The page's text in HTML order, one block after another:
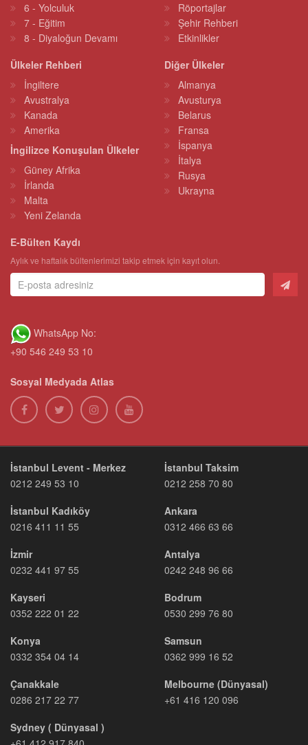
6 - Yolculuk
7 - Eğitim
8 - Diyaloğun Devamı
Röportajlar
Şehir Rehberi
Etkinlikler
Ülkeler Rehberi
İngiltere
Avustralya
Kanada
Amerika
İngilizce Konuşulan Ülkeler
Güney Afrika
İrlanda
Malta
Yeni Zelanda
Diğer Ülkeler
Almanya
Avusturya
Belarus
Fransa
İspanya
İtalya
Rusya
Ukrayna
E-Bülten Kaydı
Aylık ve haftalık bültenlerimizi takip etmek için kayıt olun.
WhatsApp No:
+90 546 249 53 10
Sosyal Medyada Atlas
İstanbul Levent - Merkez
0212 249 53 10
İstanbul Taksim
0212 258 70 80
İstanbul Kadıköy
0216 411 11 55
Ankara
0312 466 63 66
İzmir
0232 441 97 55
Antalya
0242 248 96 66
Kayseri
0352 222 01 22
Bodrum
0530 299 76 80
Konya
0332 354 04 14
Samsun
0362 999 16 52
Çanakkale
0286 217 22 77
Melbourne (Dünyasal)
+61 416 120 096
Sydney ( Dünyasal )